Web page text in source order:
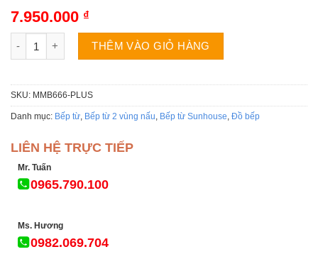
7.950.000 ₫
Bếp từ đôi Sunhouse Mama MMB666-PLUS số lượng
THÊM VÀO GIỎ HÀNG
SKU: MMB666-PLUS
Danh mục: Bếp từ, Bếp từ 2 vùng nấu, Bếp từ Sunhouse, Đồ bếp
LIÊN HỆ TRỰC TIẾP
Mr. Tuấn
0965.790.100
Ms. Hương
0982.069.704